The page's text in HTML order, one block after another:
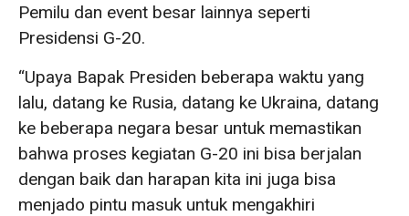
Pemilu dan event besar lainnya seperti
Presidensi G-20.
“Upaya Bapak Presiden beberapa waktu yang
lalu, datang ke Rusia, datang ke Ukraina, datang
ke beberapa negara besar untuk memastikan
bahwa proses kegiatan G-20 ini bisa berjalan
dengan baik dan harapan kita ini juga bisa
menjado pintu masuk untuk mengakhiri